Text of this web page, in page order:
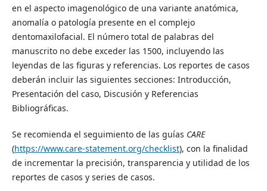
en el aspecto imagenológico de una variante anatómica,
anomalía o patología presente en el complejo
dentomaxilofacial. El número total de palabras del
manuscrito no debe exceder las 1500, incluyendo las
leyendas de las figuras y referencias. Los reportes de casos
deberán incluir las siguientes secciones: Introducción,
Presentación del caso, Discusión y Referencias
Bibliográficas.
Se recomienda el seguimiento de las guías CARE
(https://www.care-statement.org/checklist), con la finalidad
de incrementar la precisión, transparencia y utilidad de los
reportes de casos y series de casos.